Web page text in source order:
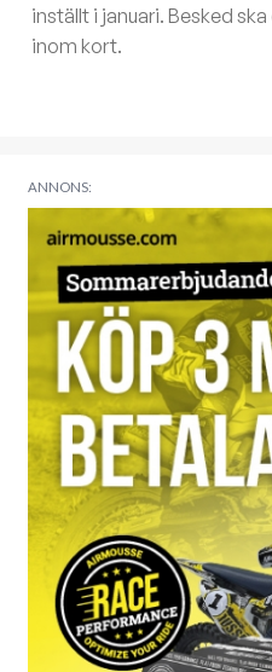
inställt i januari. Besked
inom kort.
ANNONS: